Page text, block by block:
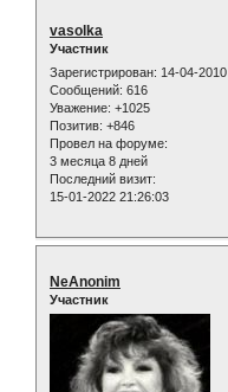
vasolka
Участник
Зарегистрирован: 14-04-2010
Сообщений: 616
Уважение: +1025
Позитив: +846
Провел на форуме:
3 месяца 8 дней
Последний визит:
15-01-2022 21:26:03
NeAnonim
Участник